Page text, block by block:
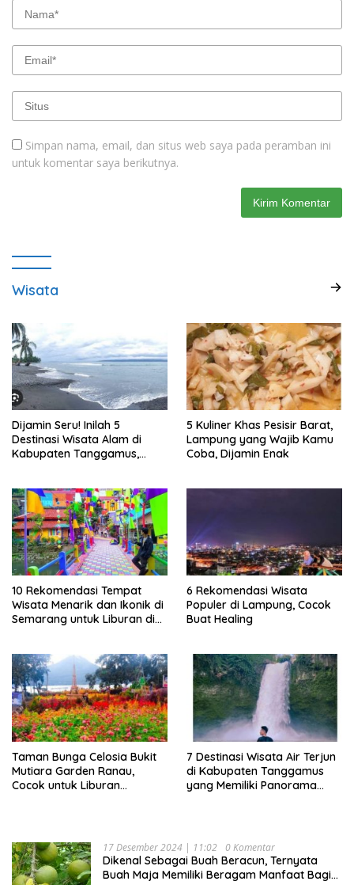
Simpan nama, email, dan situs web saya pada peramban ini
untuk komentar saya berikutnya.
Wisata
Dijamin Seru! Inilah 5
Destinasi Wisata Alam di
Kabupaten Tanggamus,
5 Kuliner Khas Pesisir Barat,
Lampung yang Wajib Kamu
Coba, Dijamin Enak
10 Rekomendasi Tempat
Wisata Menarik dan Ikonik di
Semarang untuk Liburan di
6 Rekomendasi Wisata
Populer di Lampung, Cocok
Buat Healing
Taman Bunga Celosia Bukit
Mutiara Garden Ranau,
Cocok untuk Liburan
7 Destinasi Wisata Air Terjun
di Kabupaten Tanggamus
yang Memiliki Panorama
17 Desember 2024 | 11:02 0 Komentar
Dikenal Sebagai Buah Beracun, Ternyata
Buah Maja Memiliki Beragam Manfaat Bagi